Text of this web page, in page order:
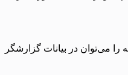
را می‌توان در بیانات گزارشگر